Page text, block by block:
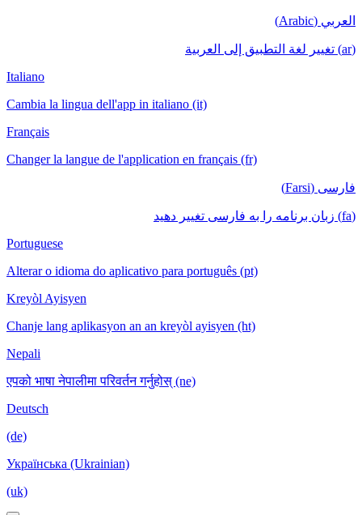
العربي (Arabic)
(ar) تغيير لغة التطبيق إلى العربية
Italiano
Cambia la lingua dell'app in italiano (it)
Français
Changer la langue de l'application en français (fr)
فارسی (Farsi)
(fa) زبان برنامه را به فارسی تغییر دهید
Portuguese
Alterar o idioma do aplicativo para português (pt)
Kreyòl Ayisyen
Chanje lang aplikasyon an an kreyòl ayisyen (ht)
Nepali
एपको भाषा नेपालीमा परिवर्तन गर्नुहोस् (ne)
Deutsch
(de)
Українська (Ukrainian)
(uk)